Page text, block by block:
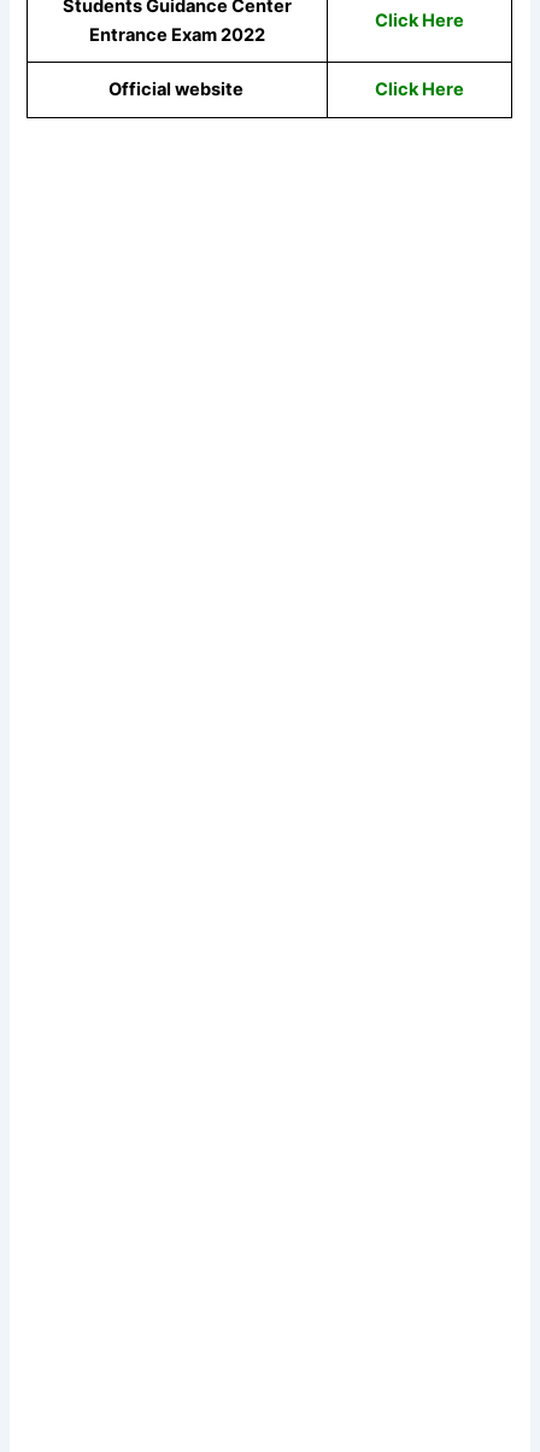
Students Guidance Center
Entrance Exam 2022
Click Here
Official website Click Here